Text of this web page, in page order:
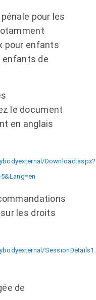
pour les
pour enfants
enfants de
le document
en anglais
Download.aspx?
les droits
de